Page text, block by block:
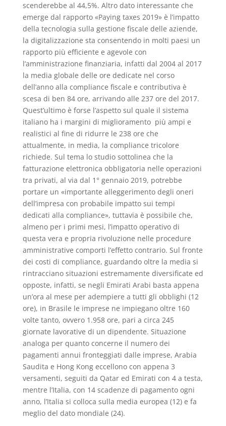
scenderebbe al 44,5%. Altro dato interessante che
emerge dal rapporto «Paying taxes 2019» è l’impatto
della tecnologia sulla gestione fiscale delle aziende,
la digitalizzazione sta consentendo in molti paesi un
rapporto più efficiente e agevole con
l’amministrazione finanziaria, infatti dal 2004 al 2017
la media globale delle ore dedicate nel corso
dell’anno alla compliance fiscale e contributiva è
scesa di ben 84 ore, arrivando alle 237 ore del 2017.
Quest’ultimo è forse l’aspetto sul quale il sistema
italiano ha i margini di miglioramento più ampi e
realistici al fine di ridurre le 238 ore che
attualmente, in media, la compliance tricolore
richiede. Sul tema lo studio sottolinea che la
fatturazione elettronica obbligatoria nelle operazioni
tra privati, al via dal 1° gennaio 2019, potrebbe
portare un «importante alleggerimento degli oneri
dell’impresa con probabile impatto sui tempi
dedicati alla compliance», tuttavia è possibile che,
almeno per i primi mesi, l’impatto operativo di
questa vera e propria rivoluzione nelle procedure
amministrative comporti l’effetto contrario. Sul fronte
dei costi di compliance, guardando oltre la media si
rintracciano situazioni estremamente diversificate ed
opposte, infatti, se negli Emirati Arabi basta appena
un’ora al mese per adempiere a tutti gli obblighi (12
ore), in Brasile le imprese ne impiegano oltre 160
volte tanto, ovvero 1.958 ore, pari a circa 245
giornate lavorative di un dipendente. Situazione
analoga per quanto concerne il numero dei
pagamenti annui fronteggiati dalle imprese, Arabia
Saudita e Hong Kong eccellono con appena 3
versamenti, seguiti da Qatar ed Emirati con 4 a testa,
mentre l’Italia, con 14 scadenze di pagamento ogni
anno, l’Italia si colloca sulla media europea (12) e fa
meglio del dato mondiale (24).